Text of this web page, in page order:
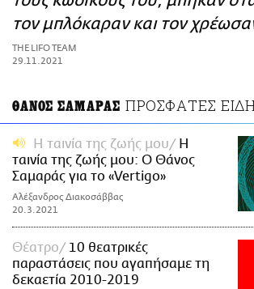
ΑΜΠΑ
PRINT
τον μπλόκαραν και τον
THE LIFO TEAM
29.11.2021
ΘΑΝΟΣ ΣΑΜΑΡΑΣ ΠΡΟΣΦΑΤΕΣ
Η ταινία της ζωής μου
Η
ταινία της ζωής μου: Ο Θάνος
Σαμαράς για το «Vertigo»
Αλέξανδρος Διακοσάββας
20.3.2021
Θέατρο
10 θεατρικές
παραστάσεις που αγαπήσαμε τη
δεκαετία 2010-2019